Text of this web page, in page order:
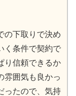
の下取りで決め
く条件で契約で
り信頼できるか
雰囲気も良かっ
ったので、気持